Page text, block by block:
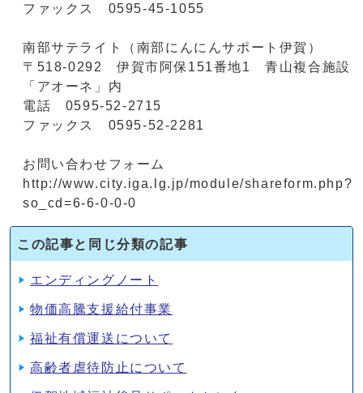
ファックス 0595-45-1055
南部サテライト（南部にんにんサポート伊賀）
〒518-0292 伊賀市阿保151番地1 青山複合施設
「アオーネ」内
電話 0595-52-2715
ファックス 0595-52-2281
お問い合わせフォーム
http://www.city.iga.lg.jp/module/shareform.php?
so_cd=6-6-0-0-0
この記事と同じ分類の記事
エンディングノート
物価高騰支援給付事業
福祉有償運送について
高齢者虐待防止について